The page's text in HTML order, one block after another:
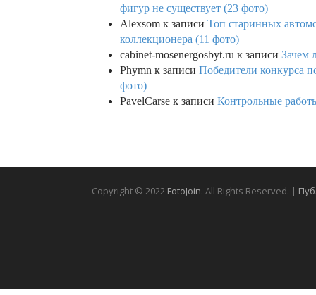
фигур не существует (23 фото)
Alexsom к записи Топ старинных
коллекционера (11 фото)
cabinet-mosenergosbyt.ru к записи Зачем
Phymn к записи Победители конкурса
фото)
PavelCarse к записи Контрольные
Copyright © 2022 FotoJoin. All Rights Reserved. |